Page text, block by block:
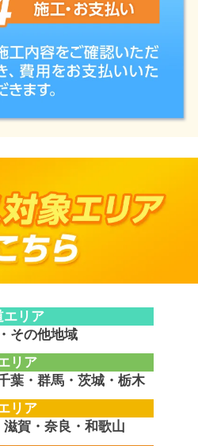
エリア
その他地域
リア
葉・群馬・茨城・栃木
リア
賀・奈良・和歌山